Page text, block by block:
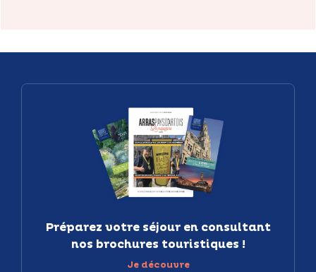
Préparez votre séjour en consultant
nos brochures touristiques !
Je découvre